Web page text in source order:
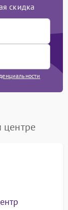
скидка
центре